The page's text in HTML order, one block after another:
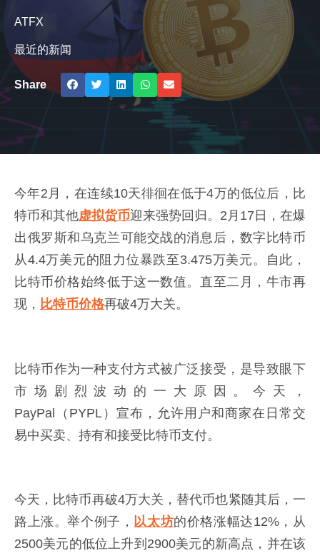
ATFX
最近的新闻
Share
今年2月，在连续10天徘徊在低于4万的低位后，比
特币和其他虚拟货币迎来强势回归。2月17日，在爆
出俄罗斯和乌克兰可能交战的消息后，数字比特币
从4.4万美元的阻力位暴跌至3.475万美元。自此，
比特币价格始终低于这一数值。直至二月，牛市再
现， 比特币价格再破4万大关。
比特币作为一种支付方式被广泛接受，是导致眼下
市场剧烈波动的一大原因。今天，
PayPal（PYPL）宣布，允许用户和商家在日常交
易中买卖、持有和接受比特币支付。
今天，比特币再破4万大关，替代币也紧随其后，一
路上涨。举个例子， 以太坊的价格涨幅达12%，从
2500美元的低位上升到2900美元的新高点，并在该